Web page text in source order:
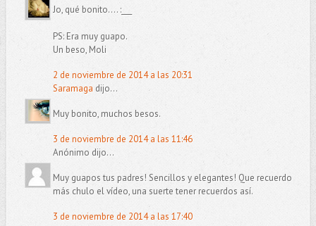
Jo, qué bonito.... :___
PS: Era muy guapo.
Un beso, Moli
2 de noviembre de 2014 a las 20:31
Saramaga dijo...
Muy bonito, muchos besos.
3 de noviembre de 2014 a las 11:46
Anónimo dijo...
Muy guapos tus padres! Sencillos y elegantes! Que recuerdo
más chulo el vídeo, una suerte tener recuerdos así.
3 de noviembre de 2014 a las 17:40